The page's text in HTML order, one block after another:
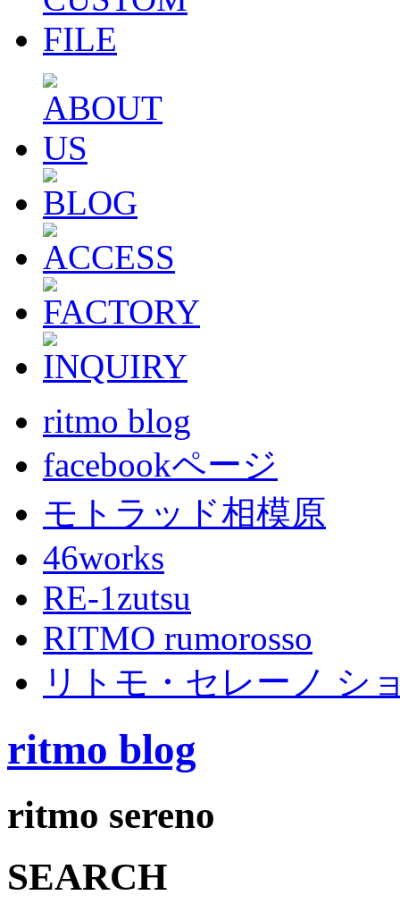
ritmo blog
facebookページ
モトラッド相模原
46works
RE-1zutsu
RITMO rumorosso
リトモ・セレーノ シ
ritmo blog
ritmo sereno
SEARCH